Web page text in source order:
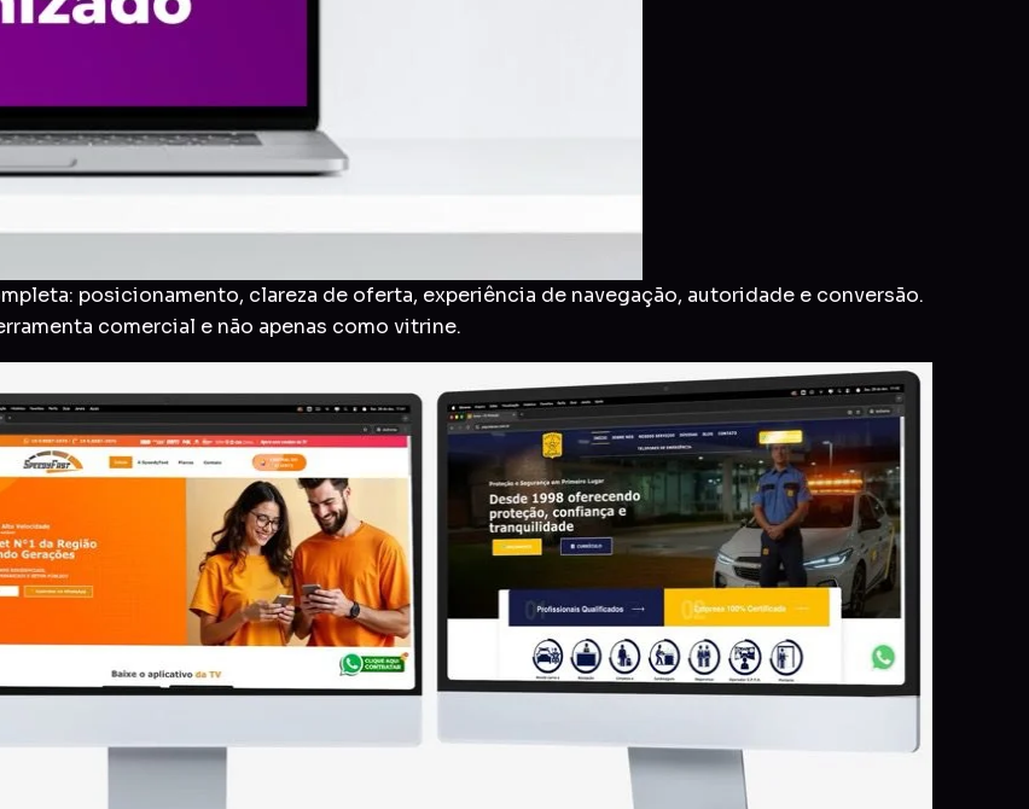
posicionamento, clareza de oferta, experiência de navegação, autoridade e conversão.
comercial e não apenas como vitrine.